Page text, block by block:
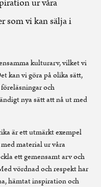
ur våra
som vi kan sälja i
kulturarv, vilket vi
kan vi göra på olika sätt,
och
nya sätt att nå ut med
är ett utmärkt exempel
material ur våra
ett gemensamt arv och
vördnad och respekt har
hämtat inspiration och